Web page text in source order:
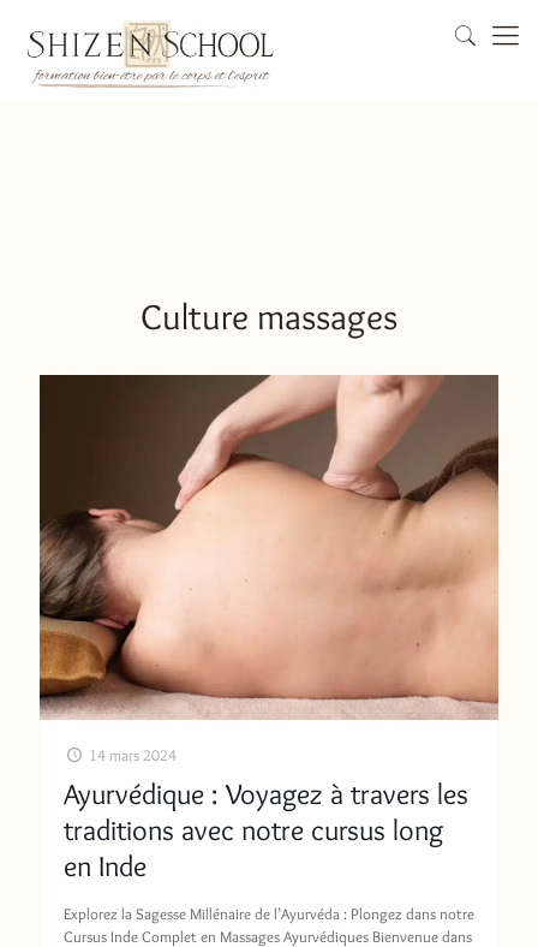
Culture massages
14 mars 2024
Ayurvédique : Voyagez à travers les
traditions avec notre cursus long
en Inde
Explorez la Sagesse Millénaire de l’Ayurvéda : Plongez dans notre
Cursus Inde Complet en Massages Ayurvédiques Bienvenue dans